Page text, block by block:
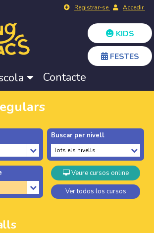
Registrar-se Accedir
KIDS
FESTES
Contacte
Buscar per nivell
Veure cursos online
Ver todos los cursos